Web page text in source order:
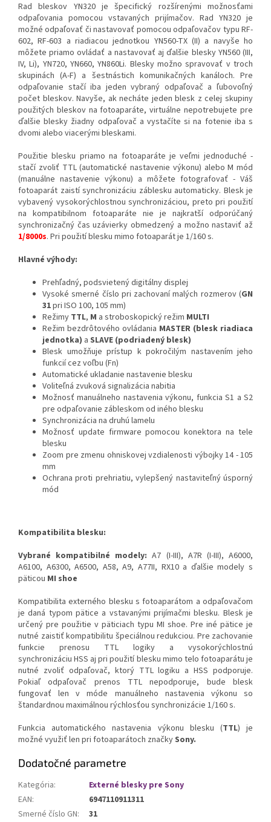
Rad bleskov YN320 je špecifický rozšírenými možnosťami
odpaľovania pomocou vstavaných prijímačov. Rad YN320 je
možné odpaľovať či nastavovať pomocou odpaľovačov typu RF-
602, RF-603 a riadiacou jednotkou YN560-TX (II) a navyše ho
môžete priamo ovládať a nastavovať aj ďalšie blesky YN560 (III,
IV, Li), YN720, YN660, YN860Li. Blesky možno spravovať v troch
skupinách (A-F) a šestnástich komunikačných kanáloch. Pre
odpaľovanie stačí iba jeden vybraný odpaľovač a ľubovoľný
počet bleskov. Navyše, ak necháte jeden blesk z celej skupiny
použitých bleskov na fotoaparáte, virtuálne nepotrebujete pre
ďalšie blesky žiadny odpaľovač a vystačíte si na fotenie iba s
dvomi alebo viacerými bleskami.
Použitie blesku priamo na fotoaparáte je veľmi jednoduché -
stačí zvoliť TTL (automatické nastavenie výkonu) alebo M mód
(manuálne nastavenie výkonu) a môžete fotografovať - ​​Váš
fotoaparát zaistí synchronizáciu záblesku automaticky. Blesk je
vybavený vysokorýchlostnou synchronizáciou, preto pri použití
na kompatibilnom fotoaparáte nie je najkratší odporúčaný
synchronizačný čas uzávierky obmedzený a možno nastaviť až
1/8000s. Pri použití blesku mimo fotoaparát je 1/160 s.
Hlavné výhody:
Prehľadný, podsvietený digitálny displej
Vysoké smerné číslo pri zachovaní malých rozmerov (GN
31pri ISO 100, 105 mm)
Režimy TTL, M a stroboskopický režim MULTI
Režim bezdrôtového ovládania MASTER (blesk riadiaca
jednotka) a SLAVE (podriadený blesk)
Blesk umožňuje prístup k pokročilým nastavením jeho
funkcií cez voľbu (Fn)
Automatické ukladanie nastavenie blesku
Voliteľná zvuková signalizácia nabitia
Možnosť manuálneho nastavenia výkonu, funkcia S1 a S2
pre odpaľovanie zábleskom od iného blesku
Synchronizácia na druhú lamelu
Možnosť update firmware pomocou konektora na tele
blesku
Zoom pre zmenu ohniskovej vzdialenosti výbojky 14 - 105
mm
Ochrana proti prehriatiu, vylepšený nastaviteľný úsporný
mód
Kompatibilita blesku:
Vybrané kompatibilné modely:A7 (I-III), A7R (I-III), A6000,
A6100, A6300, A6500, A58, A9, A77II, RX10 a ďalšie modely s
päticou MI shoe
Kompatibilita externého blesku s fotoaparátom a odpaľovačom
je daná typom pätice a vstavanými prijímačmi blesku. Blesk je
určený pre použitie v päticiach typu MI shoe. Pre iné pätice je
nutné zaistiť kompatibilitu špeciálnou redukciou. Pre zachovanie
funkcie prenosu TTL logiky a vysokorýchlostnú
synchronizáciu HSS aj pri použití blesku mimo telo fotoaparátu je
nutné zvoliť odpaľovač, ktorý TTL logiku a HSS podporuje.
Pokiaľ odpaľovač prenos TTL nepodporuje, bude blesk
fungovať len v móde manuálneho nastavenia výkonu so
štandardnou maximálnou rýchlosťou synchronizácie 1/160 s.
Funkcia automatického nastavenia výkonu blesku (TTL) je
možné využiť len pri fotoaparátoch značkySony.
Dodatočné parametre
Kategória:
Externé blesky pre Sony
EAN:
6947110911311
Smerné číslo GN: 31